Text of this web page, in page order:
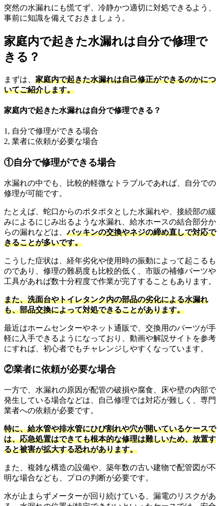
突然の水漏れにも慌てず、冷静かつ適切に対処できるよう、
事前に知識を備えておきましょう。
家庭内で起きた水漏れは自分で修理で
きる？
まずは、 家庭内で起きた水漏れは自己修正ができるのかにつ
いてご紹介します。
家庭内で起きた水漏れは自分で修理できる？
1, 自分で修理ができる場合
2, 業者に依頼が必要な場合
①自分で修理ができる場合
水漏れの中でも、比較的軽微なトラブルであれば、自分での
修理が可能です。
たとえば、蛇口からのポタポタとした水漏れや、接続部の緩
みによるにじみ出るような水漏れ、給水ホースの結合部分か
らの漏れなどは、パッキンの交換やネジの締め直しで対応で
きることが多いです。
こうした症状は、経年劣化や使用時の振動によって起こるも
のであり、修理の難易度も比較的低く、市販の補修パーツや
工具があれば数十分程度で作業が完了することもあります。
また、洗面台やトイレタンク内の部品の劣化による水漏れ
も、部品交換によって対処できることがあります。
最近はホームセンターやネット通販で、交換用のパーツが手
軽に入手できるようになっており、動画や解説サイトを参考
にすれば、初心者でもチャレンジしやすくなっています。
②業者に依頼が必要な場合
一方で、水漏れの原因が配管の破損や腐食、床や壁の内部で
発生している場合などは、自己修理では対応が難しく、専門
業者への依頼が必要です。
特に、給水管や排水管にひび割れや穴が開いているケースで
は、応急処置はできても根本的な修理は難しいため、放置す
ると被害が拡大する恐れがあります。
また、複雑な構造の設備や、築年数の古い建物で配管図が不
明な場合なども、プロの判断が必要です。
水が止まらずメーターが回り続けている、漏電のリスクがあ